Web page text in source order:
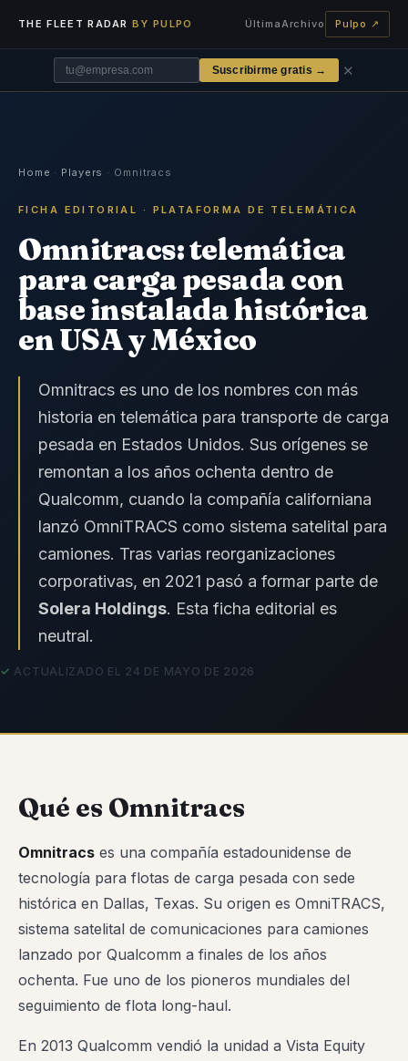
THE FLEET RADARBY PULPO ÚltimaArchivo Pulpo ↗
Suscribirme gratis → ✕
Home · Players · Omnitracs
FICHA EDITORIAL · PLATAFORMA DE TELEMÁTICA
Omnitracs: telemática
para carga pesada con
base instalada histórica
en USA y México
Omnitracs es uno de los nombres con más
historia en telemática para transporte de carga
pesada en Estados Unidos. Sus orígenes se
remontan a los años ochenta dentro de
Qualcomm, cuando la compañía californiana
lanzó OmniTRACS como sistema satelital para
camiones. Tras varias reorganizaciones
corporativas, en 2021 pasó a formar parte de
Solera Holdings. Esta ficha editorial es
neutral.
ACTUALIZADO EL 24 DE MAYO DE 2026
Qué es Omnitracs
Omnitracs es una compañía estadounidense de
tecnología para flotas de carga pesada con sede
histórica en Dallas, Texas. Su origen es OmniTRACS,
sistema satelital de comunicaciones para camiones
lanzado por Qualcomm a finales de los años
ochenta. Fue uno de los pioneros mundiales del
seguimiento de flota long-haul.
En 2013 Qualcomm vendió la unidad a Vista Equity